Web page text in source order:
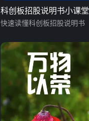
科创板招股说明书小课堂
快速读懂科创板招股说明书